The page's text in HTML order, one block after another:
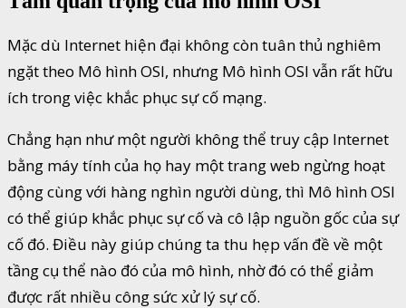
Mặc dù Internet hiện đại không còn tuân thủ nghiêm
ngặt theo Mô hình OSI, nhưng Mô hình OSI vẫn rất hữu
ích trong việc khắc phục sự cố mạng.
Chẳng hạn như một người không thể truy cập Internet
bằng máy tính của họ hay một trang web ngừng hoạt
động cùng với hàng nghìn người dùng, thì Mô hình OSI
có thể giúp khắc phục sự cố và cô lập nguồn gốc của sự
cố đó. Điều này giúp chúng ta thu hẹp vấn đề về một
tầng cụ thể nào đó của mô hình, nhờ đó có thể giảm
được rất nhiều công sức xử lý sự cố.